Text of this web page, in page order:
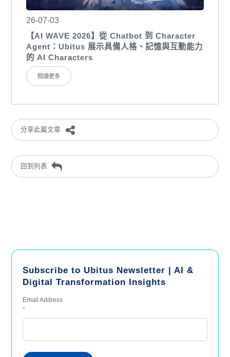
26-07-03
【AI WAVE 2026】從 Chatbot 到 Character
Agent：Ubitus 展示具備人格、記憶與互動能力
的 AI Characters
閱讀更多
分享此篇文章
回到列表
Subscribe to Ubitus Newsletter | AI &
Digital Transformation Insights
Email Address
*